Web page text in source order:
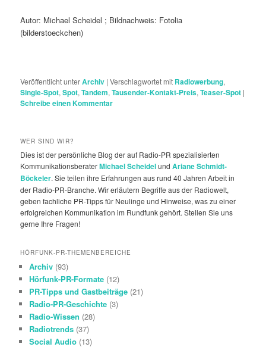
Autor: Michael Scheidel ; Bildnachweis: Fotolia
(bilderstoeckchen)
Veröffentlicht unterArchiv |Verschlagwortet mit Radiowerbung,
Single-Spot,Spot,Tandem,Tausender-Kontakt-Preis,Teaser-Spot |
Schreibe einen Kommentar
WER SIND WIR?
Dies ist der persönliche Blog der auf Radio-PR spezialisierten
KommunikationsberaterMichael ScheidelundAriane Schmidt-
Böckeler. Sie teilen ihre Erfahrungen aus rund 40 Jahren Arbeit in
der Radio-PR-Branche. Wir erläutern Begriffe aus der Radiowelt,
geben fachliche PR-Tipps für Neulinge und Hinweise, was zu einer
erfolgreichen Kommunikation im Rundfunk gehört. Stellen Sie uns
gerne Ihre Fragen!
HÖRFUNK-PR-THEMENBEREICHE
Archiv (93)
Hörfunk-PR-Formate (12)
PR-Tipps und Gastbeiträge (21)
Radio-PR-Geschichte (3)
Radio-Wissen (28)
Radiotrends (37)
Social Audio (13)